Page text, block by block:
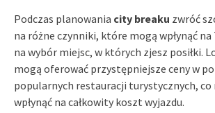
Podczas planowania city breaku zwróć
na różne czynniki, które mogą wpłynąć
na wybór miejsc, w których zjesz posiłki.
mogą oferować przystępniejsze ceny w
popularnych restauracji turystycznych, co
wpłynąć na całkowity koszt wyjazdu.